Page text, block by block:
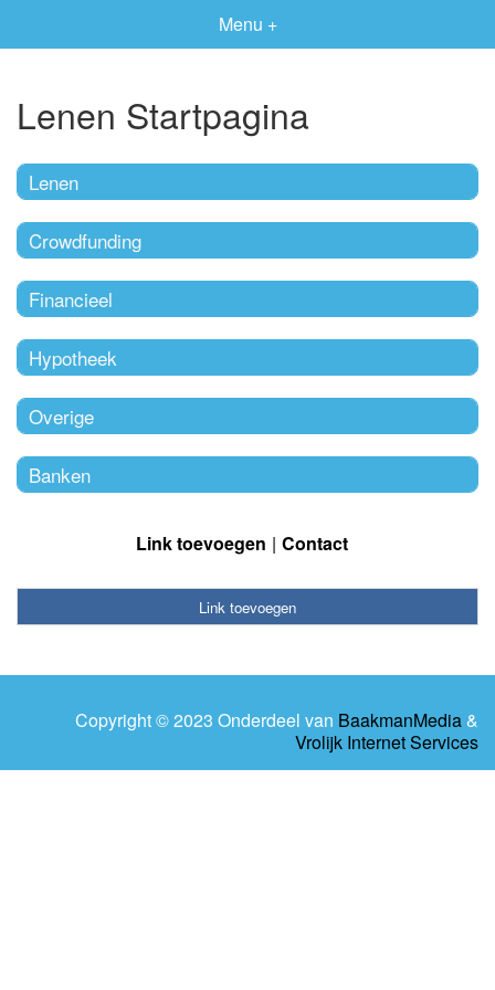
Menu +
Lenen Startpagina
Lenen
Crowdfunding
Financieel
Hypotheek
Overige
Banken
Link toevoegen Contact
Link toevoegen
Copyright © 2023 Onderdeel van BaakmanMedia &
Vrolijk Internet Services